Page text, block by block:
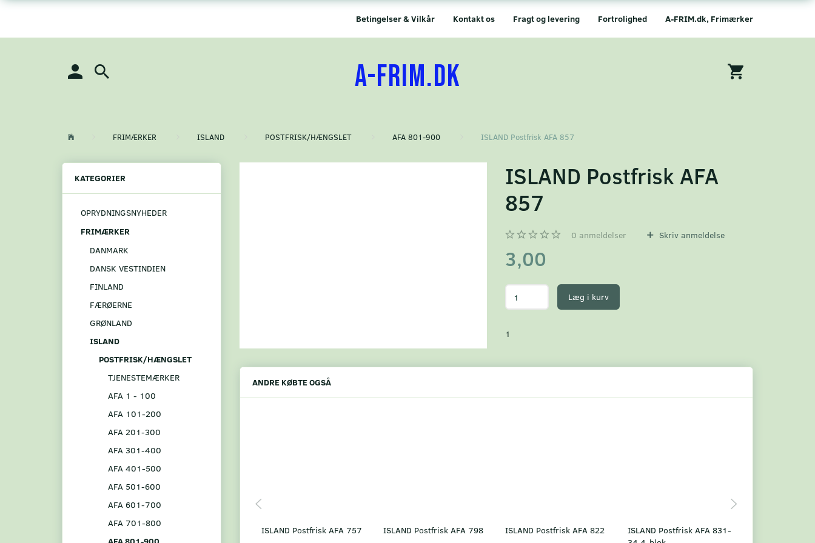
A-FRIM.dk, Frimærker
Fortrolighed
Fragt og levering
Kontakt os
Betingelser & Vilkår
A-FRIM.DK
FRIMÆRKER ISLAND POSTFRISK/HÆNGSLET AFA 801-900 ISLAND Postfrisk AFA 857
KATEGORIER
OPRYDNINGSNYHEDER
FRIMÆRKER
DANMARK
DANSK VESTINDIEN
FINLAND
FÆRØERNE
GRØNLAND
ISLAND
POSTFRISK/HÆNGSLET
TJENESTEMÆRKER
AFA 1 - 100
AFA 101-200
AFA 201-300
AFA 301-400
AFA 401-500
AFA 501-600
AFA 601-700
AFA 701-800
ISLAND Postfrisk AFA
857
0 anmeldelser Skriv anmeldelse
3,00
Læg i kurv
1
ANDRE KØBTE OGSÅ
ISLAND Postfrisk AFA 757 ISLAND Postfrisk AFA 798 ISLAND Postfrisk AFA 822
ISLAND Postfrisk AFA 831-